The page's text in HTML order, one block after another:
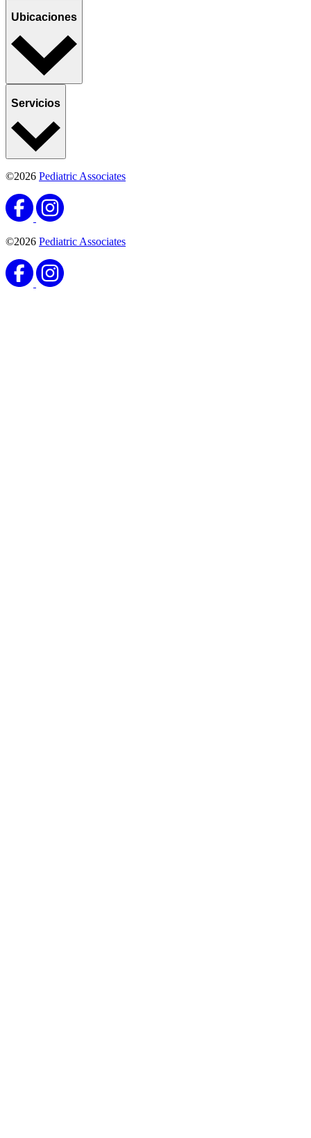
Ubicaciones
Servicios
©2026 Pediatric Associates
©2026 Pediatric Associates